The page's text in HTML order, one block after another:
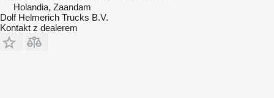
Holandia, Zaandam
Dolf Helmerich Trucks B.V.
Kontakt z dealerem